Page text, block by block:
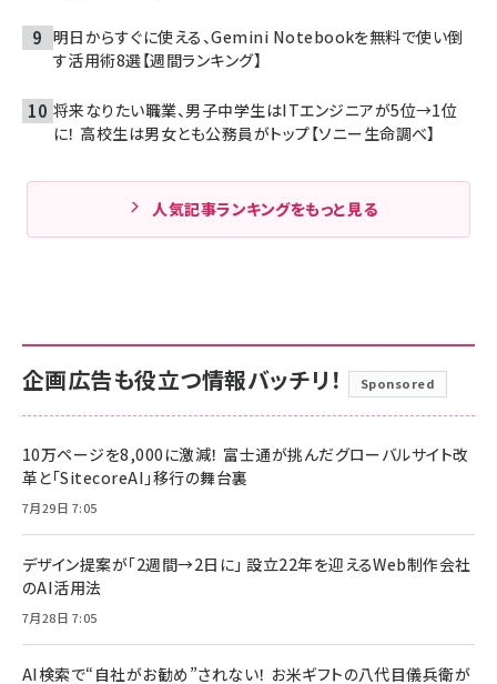
明日からすぐに使える、Gemini Notebookを無料で使い倒
す活用術8選【週間ランキング】
将来なりたい職業、男子中学生はITエンジニアが5位→1位
に！ 高校生は男女とも公務員がトップ【ソニー生命調べ】
人気記事ランキングをもっと見る
企画広告も役立つ情報バッチリ！ Sponsored
10万ページを8,000に激減！ 富士通が挑んだグローバルサイト改
革と「SitecoreAI」移行の舞台裏
7月29日 7:05
デザイン提案が「2週間→2日に」 設立22年を迎えるWeb制作会社
のAI活用法
7月28日 7:05
AI検索で“自社がお勧め”されない！ お米ギフトの八代目儀兵衛が